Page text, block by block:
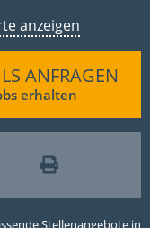
anzeigen
ANFRAGEN
erhalten
Stellenangebote in